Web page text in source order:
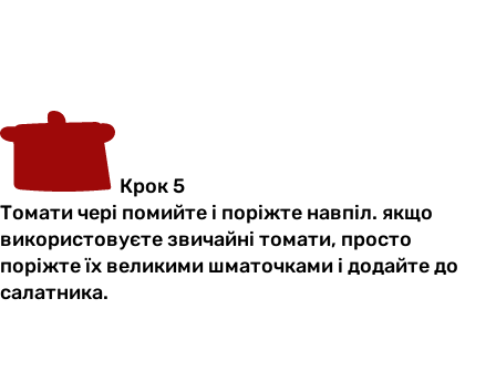
Крок 5
Томати чері помийте і поріжте навпіл. якщо
використовуєте звичайні томати, просто
поріжте їх великими шматочками і додайте до
салатника.